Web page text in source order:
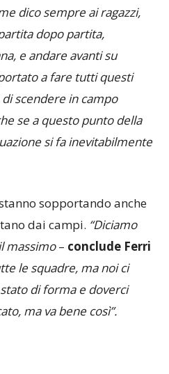
dico sempre ai ragazzi,
dopo partita,
e andare avanti su
a fare tutti questi
scendere in campo
se a questo punto della
si fa inevitabilmente
sopportando anche
dai campi. “Diciamo
massimo– conclude Ferri
le squadre, ma noi ci
di forma e doverci
ma va bene così”.